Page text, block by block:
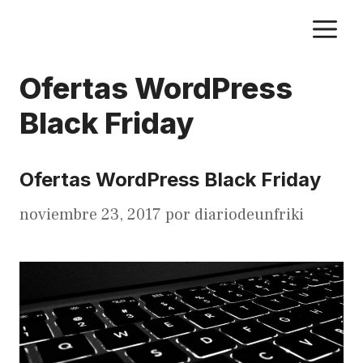
Ofertas WordPress
Black Friday
Ofertas WordPress Black Friday
noviembre 23, 2017 por diariodeunfriki